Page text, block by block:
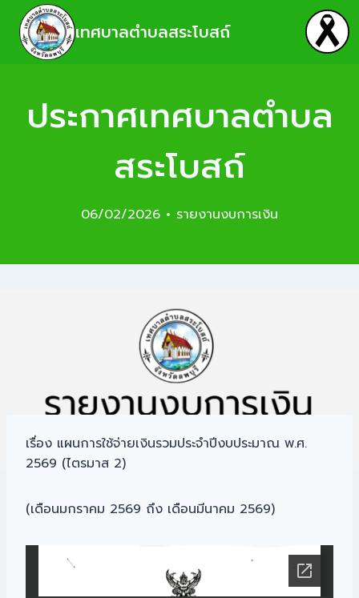
เทศบาลตำบลสระโบสถ์
ประกาศเทศบาลตำบล
สระโบสถ์
06/02/2026 รายงานงบการเงิน
เรื่อง แผนการใช้จ่ายเงินรวมประจำปีงบประมาณ พ.ศ.
2569 (ไตรมาส 2)
(เดือนมกราคม 2569 ถึง เดือนมีนาคม 2569)